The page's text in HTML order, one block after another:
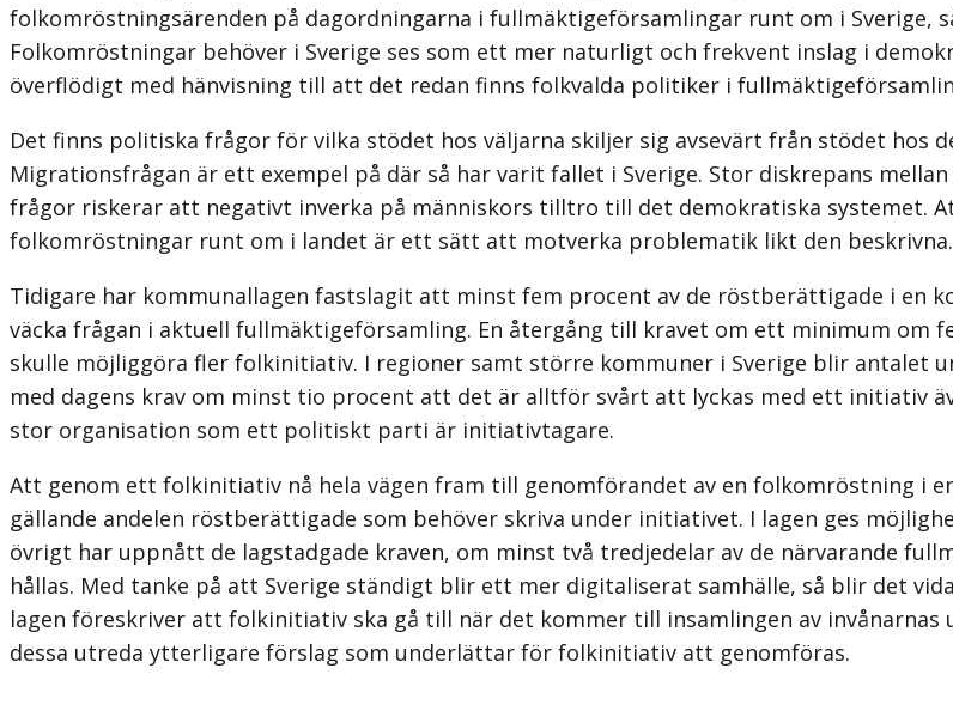
folkomröstningsärenden på dag­ordningarna i fullmäktigeförsamlingar runt om i Sverige,
Folkomröstningar behöver i Sverige ses som ett mer naturligt och frekvent inslag i
överflödigt med hänvisning till att det redan finns folkvalda politiker i
Det finns politiska frågor för vilka stödet hos väljarna skiljer sig avsevärt från stödet hos
Migrationsfrågan är ett exempel på där så har varit fallet i Sverige. Stor diskrepans
frågor riskerar att negativt inverka på männi­skors tilltro till det demokratiska systemet.
folkomröstningar runt om i landet är ett sätt att motverka problematik likt den beskrivna.
Tidigare har kommunallagen fastslagit att minst fem procent av de röstberättigade i en
väcka frågan i aktuell fullmäktigeförsamling. En återgång till kravet om ett minimum om
skulle möjliggöra fler folkinitiativ. I regioner samt större kommuner i Sverige blir antalet
med dagens krav om minst tio procent att det är alltför svårt att lyckas med ett initiativ
stor organisation som ett politiskt parti är initiativtagare.
Att genom ett folkinitiativ nå hela vägen fram till genomförandet av en folk­omröstning i
gällande andelen röstberättigade som behöver skriva under initiativet. I lagen ges
övrigt har uppnått de lag­stadgade kraven, om minst två tredjedelar av de närvarande
hållas. Med tanke på att Sverige ständigt blir ett mer digitaliserat samhälle, så blir det
lagen föreskriver att folkinitiativ ska gå till när det kommer till insamlingen av
dessa utreda ytterligare förslag som underlättar för folkinitiativ att genomföras.